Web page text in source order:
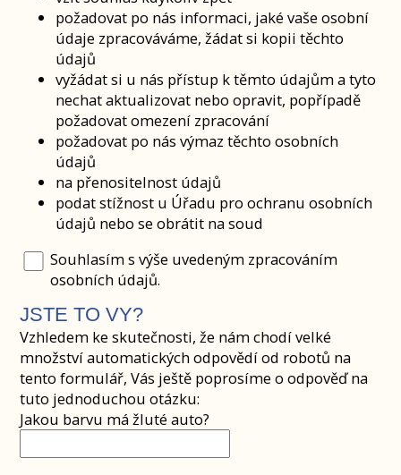
požadovat po nás informaci, jaké vaše osobní
údaje zpracováváme, žádat si kopii těchto
údajů
vyžádat si u nás přístup k těmto údajům a tyto
nechat aktualizovat nebo opravit, popřípadě
požadovat omezení zpracování
požadovat po nás výmaz těchto osobních
údajů
na přenositelnost údajů
podat stížnost u Úřadu pro ochranu osobních
údajů nebo se obrátit na soud
Souhlasím s výše uvedeným zpracováním
osobních údajů.
JSTE TO VY?
Vzhledem ke skutečnosti, že nám chodí velké
množství automatických odpovědí od robotů na
tento formulář, Vás ještě poprosíme o odpověď na
tuto jednoduchou otázku:
Jakou barvu má žluté auto?